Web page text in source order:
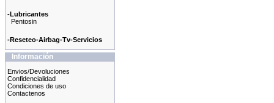
-Lubricantes
Pentosin
-Reseteo-Airbag-Tv-Servicios
Información
Envios/Devoluciones
Confidencialidad
Condiciones de uso
Contactenos